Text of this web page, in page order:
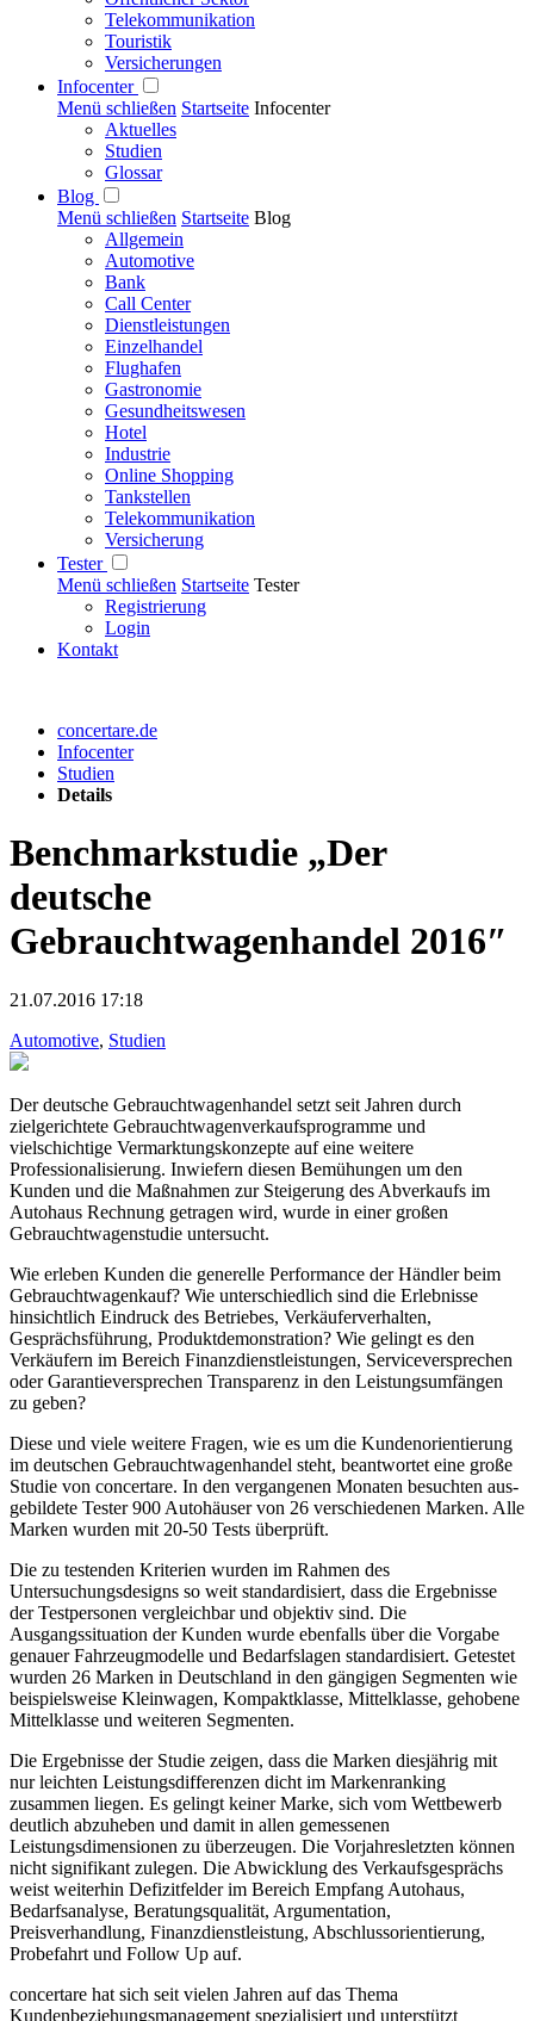
Telekommunikation
Touristik
Versicherungen
Infocenter
Menü schließen Startseite Infocenter
Aktuelles
Studien
Glossar
Blog
Menü schließen Startseite Blog
Allgemein
Automotive
Bank
Call Center
Dienstleistungen
Einzelhandel
Flughafen
Gastronomie
Gesundheitswesen
Hotel
Industrie
Online Shopping
Tankstellen
Telekommunikation
Versicherung
Tester
Menü schließen Startseite Tester
Registrierung
Login
Kontakt
concertare.de
Infocenter
Studien
Details
Benchmarkstudie „Der
deutsche
Gebrauchtwagenhandel 2016″
21.07.2016 17:18
Automotive, Studien
Der deutsche Gebrauchtwagenhandel setzt seit Jahren durch
zielgerichtete Gebrauchtwagenverkaufsprogramme und
vielschichtige Vermarktungskonzepte auf eine weitere
Professionalisierung. Inwiefern diesen Bemühungen um den
Kunden und die Maßnahmen zur Steigerung des Abverkaufs im
Autohaus Rechnung getragen wird, wurde in einer großen
Gebrauchtwagenstudie untersucht.
Wie erleben Kunden die generelle Performance der Händler beim
Gebrauchtwagenkauf? Wie unterschiedlich sind die Erlebnisse
hinsichtlich Eindruck des Betriebes, Verkäuferverhalten,
Gesprächsführung, Produktdemonstration? Wie gelingt es den
Verkäufern im Bereich Finanzdienstleistungen, Serviceversprechen
oder Garantieversprechen Transparenz in den Leistungsumfängen
zu geben?
Diese und viele weitere Fragen, wie es um die Kundenorientierung
im deutschen Gebrauchtwagenhandel steht, beantwortet eine große
Studie von concertare. In den vergangenen Monaten besuchten aus-
gebildete Tester 900 Autohäuser von 26 verschiedenen Marken. Alle
Marken wurden mit 20-50 Tests überprüft.
Die zu testenden Kriterien wurden im Rahmen des
Untersuchungsdesigns so weit standardisiert, dass die Ergebnisse
der Testpersonen vergleichbar und objektiv sind. Die
Ausgangssituation der Kunden wurde ebenfalls über die Vorgabe
genauer Fahrzeugmodelle und Bedarfslagen standardisiert. Getestet
wurden 26 Marken in Deutschland in den gängigen Segmenten wie
beispielsweise Kleinwagen, Kompaktklasse, Mittelklasse, gehobene
Mittelklasse und weiteren Segmenten.
Die Ergebnisse der Studie zeigen, dass die Marken diesjährig mit
nur leichten Leistungsdifferenzen dicht im Markenranking
zusammen liegen. Es gelingt keiner Marke, sich vom Wettbewerb
deutlich abzuheben und damit in allen gemessenen
Leistungsdimensionen zu überzeugen. Die Vorjahresletzten können
nicht signifikant zulegen. Die Abwicklung des Verkaufsgesprächs
weist weiterhin Defizitfelder im Bereich Empfang Autohaus,
Bedarfsanalyse, Beratungsqualität, Argumentation,
Preisverhandlung, Finanzdienstleistung, Abschlussorientierung,
Probefahrt und Follow Up auf.
concertare hat sich seit vielen Jahren auf das Thema
Kundenbeziehungsmanagement spezialisiert und unterstützt